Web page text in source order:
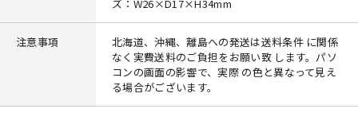
ズ：W26×D17×H34mm
注意事項
北海道、沖縄、離島への発送は送料条件 に関係
なく実費送料のご負担をお願い致 します。パソ
コンの画面の影響で、実際 の色と異なって見え
る場合がございます。